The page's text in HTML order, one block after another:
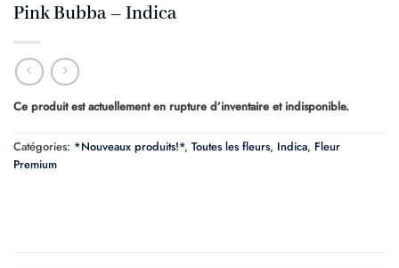
Pink Bubba – Indica
Ce produit est actuellement en rupture d’inventaire et indisponible.
Catégories: *Nouveaux produits!*, Toutes les fleurs, Indica, Fleur
Premium